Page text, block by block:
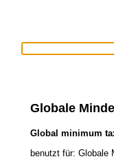
Globale
Global minimum
benutzt für: Globale